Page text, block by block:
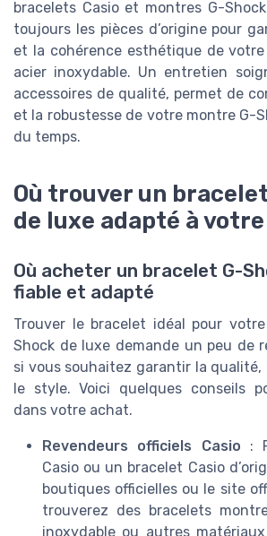
bracelets Casio et montres G-
toujours les pièces d’origine pour
et la cohérence esthétique de
acier inoxydable. Un entretien
accessoires de qualité, permet de
et la robustesse de votre montre G-
du temps.
Où trouver un
de luxe adapté à
Où acheter un bracelet G-
fiable et adapté
Trouver le bracelet idéal pour
Shock de luxe demande un peu de
si vous souhaitez garantir la
le style. Voici quelques conseils
dans votre achat.
Revendeurs officiels Casio :
Casio ou un bracelet Casio
boutiques officielles ou le site
trouverez des bracelets
inoxydable ou autres